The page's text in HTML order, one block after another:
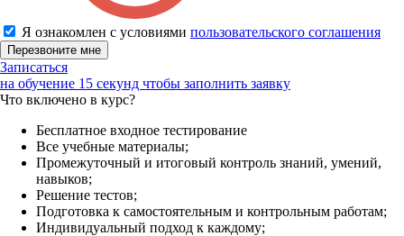
Я ознакомлен с условиями пользовательского соглашения
Записаться
на обучение 15 секунд чтобы заполнить заявку
Что включено в курс?
Бесплатное входное тестирование
Все учебные материалы;
Промежуточный и итоговый контроль знаний, умений,
навыков;
Решение тестов;
Подготовка к самостоятельным и контрольным работам;
Индивидуальный подход к каждому;